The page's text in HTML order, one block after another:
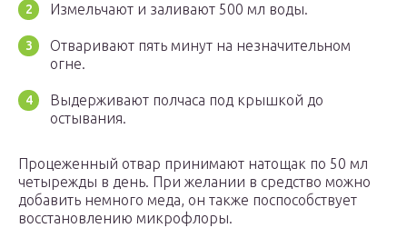
Измельчают и заливают 500 мл воды.
Отваривают пять минут на незначительном
огне.
Выдерживают полчаса под крышкой до
остывания.
Процеженный отвар принимают натощак по 50 мл
четырежды в день. При желании в средство можно
добавить немного меда, он также поспособствует
восстановлению микрофлоры.